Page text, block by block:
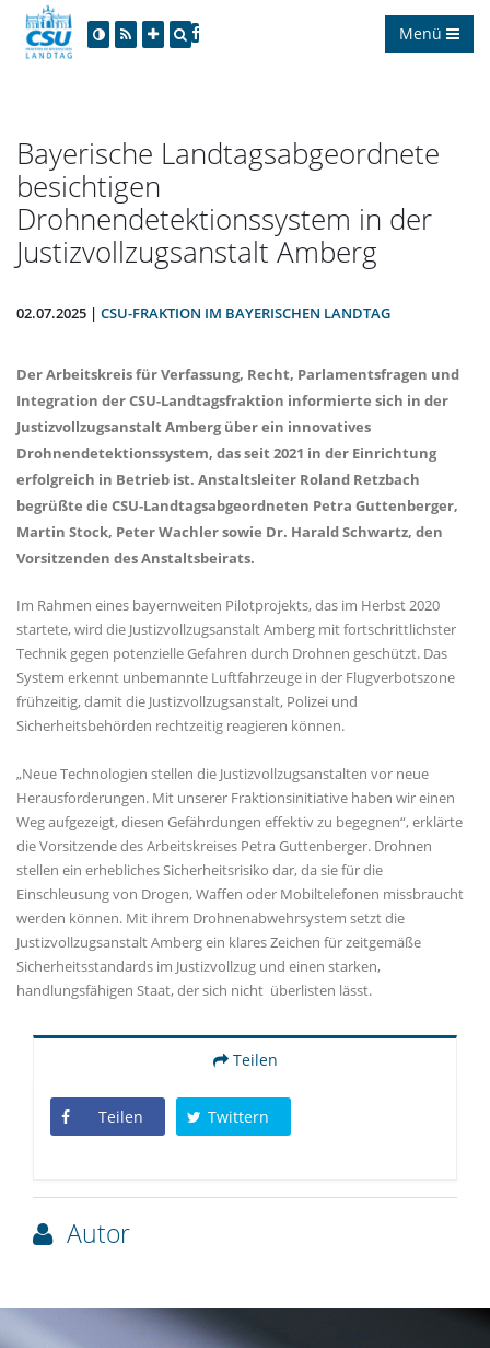
Menü
Bayerische Landtagsabgeordnete
besichtigen
Drohnendetektionssystem in der
Justizvollzugsanstalt Amberg
02.07.2025 | CSU-FRAKTION IM BAYERISCHEN LANDTAG
Der Arbeitskreis für Verfassung, Recht, Parlamentsfragen und
Integration der CSU-Landtagsfraktion informierte sich in der
Justizvollzugsanstalt Amberg über ein innovatives
Drohnendetektionssystem, das seit 2021 in der Einrichtung
erfolgreich in Betrieb ist. Anstaltsleiter Roland Retzbach
begrüßte die CSU-Landtagsabgeordneten Petra Guttenberger,
Martin Stock, Peter Wachler sowie Dr. Harald Schwartz, den
Vorsitzenden des Anstaltsbeirats.
Im Rahmen eines bayernweiten Pilotprojekts, das im Herbst 2020
startete, wird die Justizvollzugsanstalt Amberg mit fortschrittlichster
Technik gegen potenzielle Gefahren durch Drohnen geschützt. Das
System erkennt unbemannte Luftfahrzeuge in der Flugverbotszone
frühzeitig, damit die Justizvollzugsanstalt, Polizei und
Sicherheitsbehörden rechtzeitig reagieren können.
Neue Technologien stellen die Justizvollzugsanstalten vor neue
Herausforderungen. Mit unserer Fraktionsinitiative haben wir einen
Weg aufgezeigt, diesen Gefährdungen effektiv zu begegnen“, erklärte
die Vorsitzende des Arbeitskreises Petra Guttenberger. Drohnen
stellen ein erhebliches Sicherheitsrisiko dar, da sie für die
Einschleusung von Drogen, Waffen oder Mobiltelefonen missbraucht
werden können. Mit ihrem Drohnenabwehrsystem setzt die
Justizvollzugsanstalt Amberg ein klares Zeichen für zeitgemäße
Sicherheitsstandards im Justizvollzug und einen starken,
handlungsfähigen Staat, der sich nicht überlisten lässt.
Teilen
Teilen Twittern
Autor